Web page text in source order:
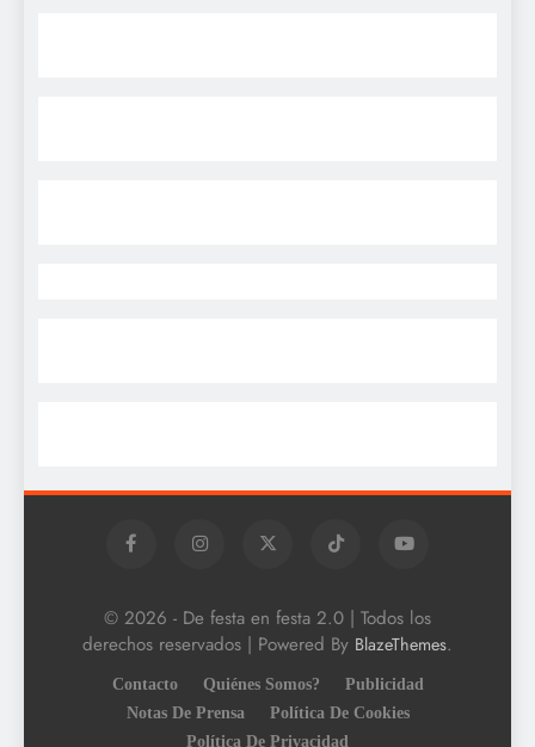
© 2026 - De festa en festa 2.0 | Todos los
derechos reservados | Powered By BlazeThemes.
Contacto Quiénes Somos?
Publicidad
Notas De Prensa
Política De Cookies
Política De Privacidad